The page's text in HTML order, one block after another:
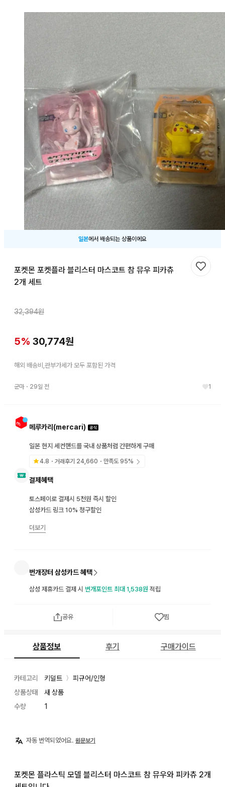
일본에서 배송되는 상품이에요
포켓몬 포켓플라 블리스터 마스코트 참 뮤우 피카츄
2개 세트
32,394원
5% 30,774원
해외 배송비,관부가세가 모두 포함된 가격
군마・ 29일 전 1
메루카리(mercari)
일본 현지 세컨핸드를 국내 상품처럼 간편하게 구매
4.8 ・거래후기 24,660 ・만족도95%
결제혜택
토스페이로 결제시 5천원 즉시 할인
삼성카드 링크 10% 청구할인
더보기
번개장터 삼성카드 혜택
삼성 제휴카드 결제 시 번개포인트 최대 1,538원 적립
찜하기
공유 찜
상품정보 후기 구매가이드
카테고리 키덜트 〉
피규어/인형
상품상태
새 상품
수량
1
자동 번역되었어요. 원문보기
포켓몬 플라스틱 모델 블리스터 마스코트 참 뮤우와 피카츄 2개